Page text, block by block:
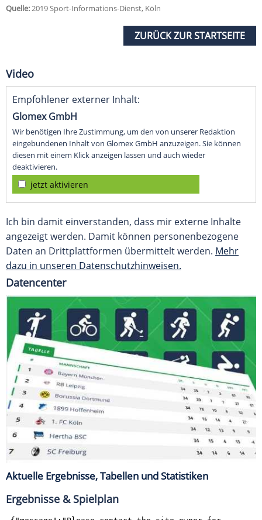
Quelle:2019 Sport-Informations-Dienst, Köln
ZURÜCK ZUR STARTSEITE
Video
Empfohlener externer Inhalt:
Glomex GmbH
Wir benötigen Ihre Zustimmung, um den von unserer Redaktion
eingebundenen Inhalt von Glomex GmbH anzuzeigen. Sie können
diesen mit einem Klick anzeigen lassen und auch wieder
deaktivieren.
jetzt aktivieren
Ich bin damit einverstanden, dass mir externe Inhalte
angezeigt werden. Damit können personenbezogene
Daten an Drittplattformen übermittelt werden. Mehr
dazu in unseren Datenschutzhinweisen.
Datencenter
Aktuelle Ergebnisse, Tabellen und Statistiken
Ergebnisse & Spielplan